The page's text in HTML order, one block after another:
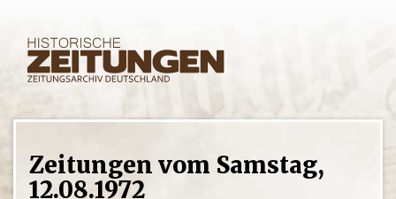
Zeitungen vom Samstag,
12.08.1972